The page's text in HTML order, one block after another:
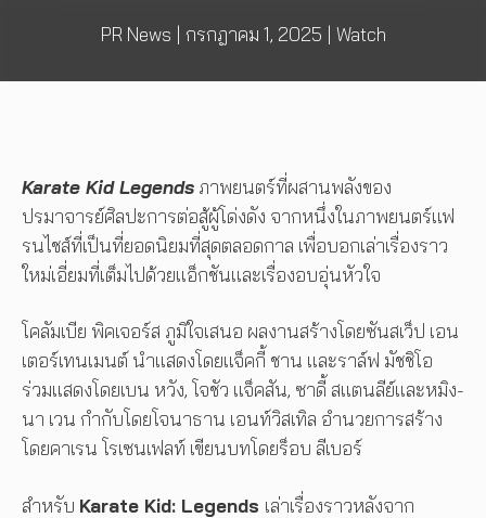
PR News | กรกฎาคม 1, 2025 | Watch
Karate Kid Legends ภาพยนตร์ที่ผสานพลังของ
ปรมาจารย์ศิลปะการต่อสู้ผู้โด่งดัง จากหนึ่งในภาพยนตร์แฟ
รนไชส์ที่เป็นที่ยอดนิยมที่สุดตลอดกาล เพื่อบอกเล่าเรื่องราว
ใหม่เอี่ยมที่เต็มไปด้วยแอ็กชันและเรื่องอบอุ่นหัวใจ
โคลัมเบีย พิคเจอร์ส ภูมิใจเสนอ ผลงานสร้างโดยซันสเว็ป เอน
เตอร์เทนเมนต์ นำแสดงโดยแจ็คกี้ ชาน และราล์ฟ มัชชิโอ
ร่วมแสดงโดยเบน หวัง, โจชัว แจ็คสัน, ซาดี้ สแตนลีย์และหมิง-
นา เวน กำกับโดยโจนาธาน เอนท์วิสเทิล อำนวยการสร้าง
โดยคาเรน โรเซนเฟลท์ เขียนบทโดยร็อบ ลีเบอร์
สำหรับ Karate Kid: Legends เล่าเรื่องราวหลังจาก